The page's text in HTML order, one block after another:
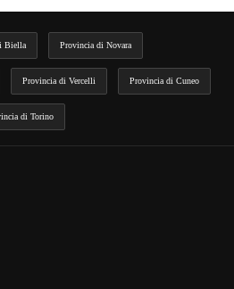
Biella Provincia di Novara
Provincia di Vercelli Provincia di Cuneo
di Torino